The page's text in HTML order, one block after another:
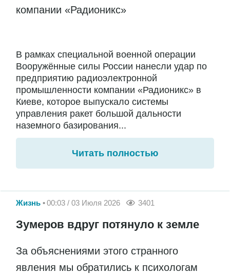
компании «Радионикс»
В рамках специальной военной операции
Вооружённые силы России нанесли удар по
предприятию радиоэлектронной
промышленности компании «Радионикс» в
Киеве, которое выпускало системы
управления ракет большой дальности
наземного базирования...
Читать полностью
Жизнь 00:03 / 03 Июля 2026 3401
Зумеров вдруг потянуло к земле
За объяснениями этого странного
явления мы обратились к психологам